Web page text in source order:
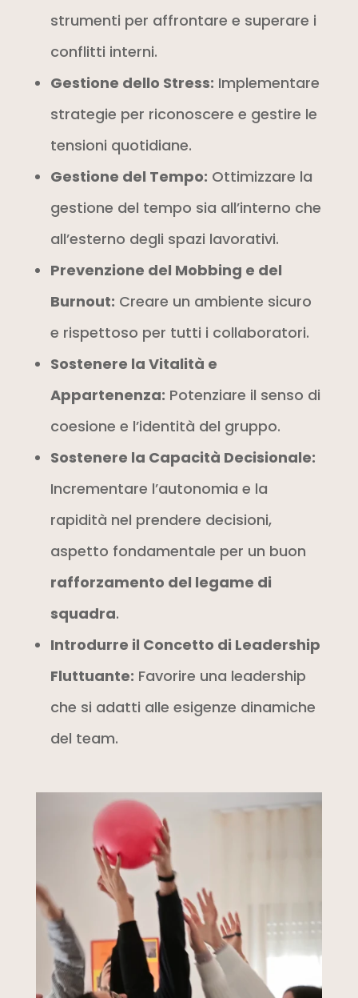
strumenti per affrontare e superare i
conflitti interni.
Gestione dello Stress: Implementare
strategie per riconoscere e gestire le
tensioni quotidiane.
Gestione del Tempo: Ottimizzare la
gestione del tempo sia all’interno che
all’esterno degli spazi lavorativi.
Prevenzione del Mobbing e del
Burnout: Creare un ambiente sicuro
e rispettoso per tutti i collaboratori.
Sostenere la Vitalità e
Appartenenza: Potenziare il senso di
coesione e l’identità del gruppo.
Sostenere la Capacità Decisionale:
Incrementare l’autonomia e la
rapidità nel prendere decisioni,
aspetto fondamentale per un buon
rafforzamento del legame di
squadra.
Introdurre il Concetto di Leadership
Fluttuante: Favorire una leadership
che si adatti alle esigenze dinamiche
del team.